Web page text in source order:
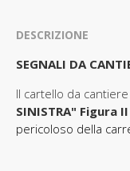
DESCRIZIONE
SEGNALI DA
Il cartello da cantiere
SINISTRA" Figura
pericoloso della